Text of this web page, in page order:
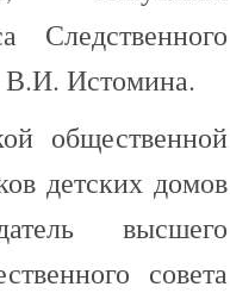
Следственного
В.И. Истомина.
общественной
детских домов
высшего
совета